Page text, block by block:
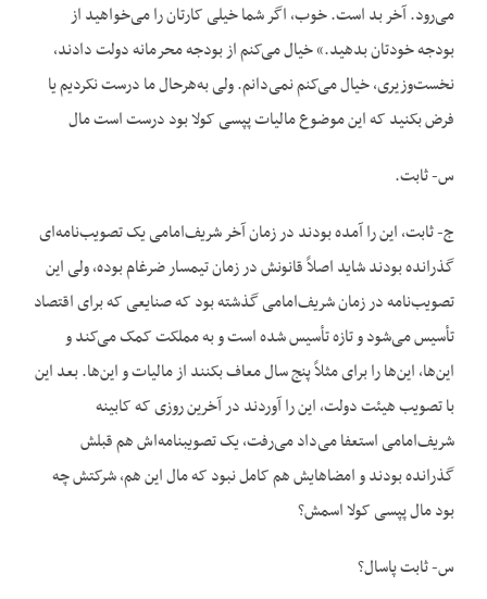
می‌رود. آخر بد است. خوب، اگر شما خیلی کارتان را می‌خواهید از
بودجه خودتان بدهید.» خیال می‌کنم از بودجه محرمانه دولت دادند،
نخست‌وزیری، خیال می‌کنم نمی‌دانم. ولی به‌هرحال ما درست نکردیم یا
فرض بکنید که این موضوع مالیات پپسی کولا بود درست است مال
س- ثابت.
ج- ثابت، این را آمده بودند در زمان آخر شریف‌امامی یک تصویب‌نامه‌ای
گذرانده بودند شاید اصلاً قانونش در زمان تیمسار ضرغام بوده، ولی این
تصویب‌نامه در زمان شریف‌امامی گذشته بود که صنایعی که برای اقتصاد
تأسیس می‌شود و تازه تأسیس شده است و به مملکت کمک می‌کند و
این‌ها، این‌ها را برای مثلاً پنج سال معاف بکنند از مالیات و این‌ها. بعد این
با تصویب هیئت دولت، این را آوردند در آخرین روزی که کابینه
شریف‌امامی استعفا می‌داد می‌رفت، یک تصویبنامه‌اش هم قبلش
گذرانده بودند و امضاهایش هم کامل نبود که مال این هم، شرکتش چه
بود مال پپسی کولا اسمش؟
س- ثابت پاسال؟